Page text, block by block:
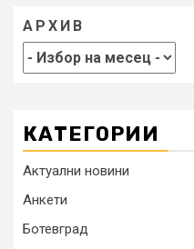
АРХИВ
КАТЕГОРИИ
Актуални новини
Анкети
Ботевград